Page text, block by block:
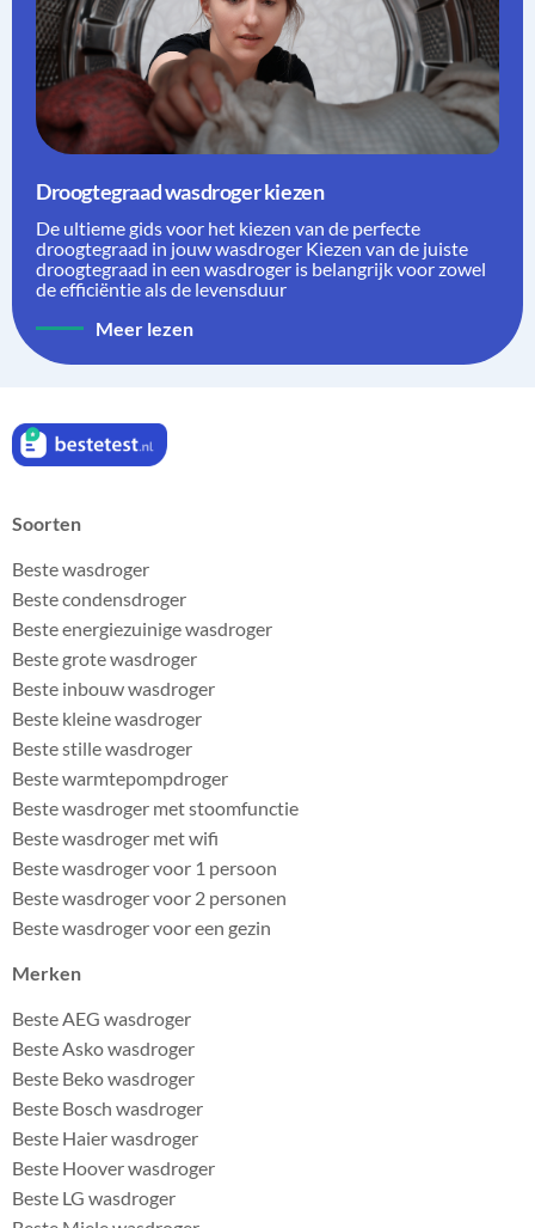
Droogtegraad wasdroger kiezen
De ultieme gids voor het kiezen van de perfecte
droogtegraad in jouw wasdroger Kiezen van de juiste
droogtegraad in een wasdroger is belangrijk voor zowel
de efficiëntie als de levensduur
Meer lezen
Soorten
Beste wasdroger
Beste condensdroger
Beste energiezuinige wasdroger
Beste grote wasdroger
Beste inbouw wasdroger
Beste kleine wasdroger
Beste stille wasdroger
Beste warmtepompdroger
Beste wasdroger met stoomfunctie
Beste wasdroger met wifi
Beste wasdroger voor 1 persoon
Beste wasdroger voor 2 personen
Beste wasdroger voor een gezin
Merken
Beste AEG wasdroger
Beste Asko wasdroger
Beste Beko wasdroger
Beste Bosch wasdroger
Beste Haier wasdroger
Beste Hoover wasdroger
Beste LG wasdroger